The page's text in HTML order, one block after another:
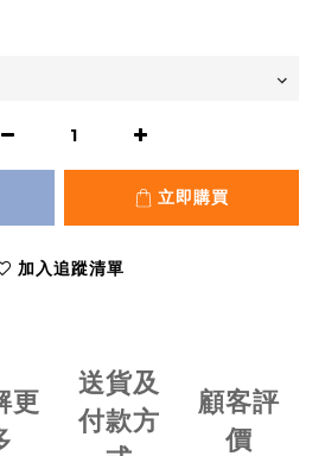
立即購買
加入追蹤清單
更
送貨及
付款方
顧客評
價